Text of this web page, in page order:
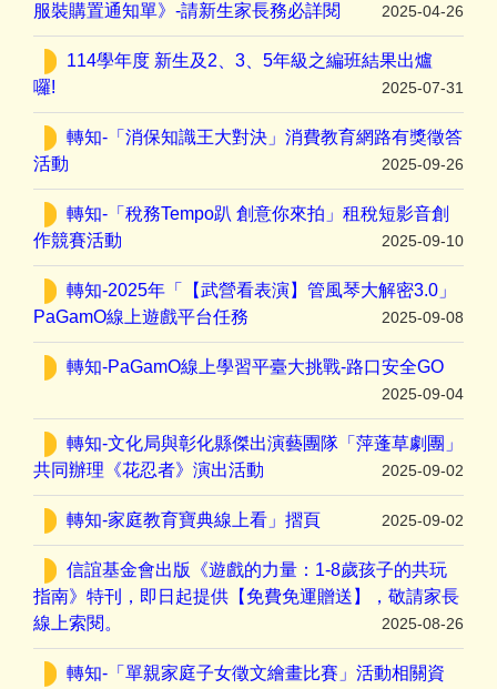
服裝購置通知單》-請新生家長務必詳閱
2025-04-26
114學年度 新生及2、3、5年級之編班結果出爐
囉!
2025-07-31
轉知-「消保知識王大對決」消費教育網路有獎徵答
活動
2025-09-26
轉知-「稅務Tempo趴 創意你來拍」租稅短影音創
作競賽活動
2025-09-10
轉知-2025年「【武營看表演】管風琴大解密3.0」
PaGamO線上遊戲平台任務
2025-09-08
轉知-PaGamO線上學習平臺大挑戰-路口安全GO
2025-09-04
轉知-文化局與彰化縣傑出演藝團隊「萍蓬草劇團」
共同辦理《花忍者》演出活動
2025-09-02
轉知-家庭教育寶典線上看」摺頁 2025-09-02
信誼基金會出版《遊戲的力量：1-8歲孩子的共玩
指南》特刊，即日起提供【免費免運贈送】，敬請家長
線上索閱。
2025-08-26
轉知-「單親家庭子女徵文繪畫比賽」活動相關資